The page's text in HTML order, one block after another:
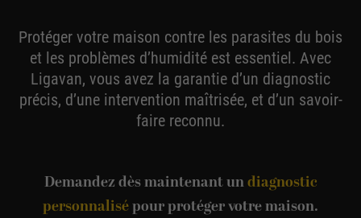
Protéger votre maison contre les parasites du bois
et les problèmes d’humidité est essentiel. Avec
Ligavan, vous avez la garantie d’un diagnostic
précis, d’une intervention maîtrisée, et d’un savoir-
faire reconnu.
Demandez dès maintenant undiagnostic
personnalisépour protéger votre maison.